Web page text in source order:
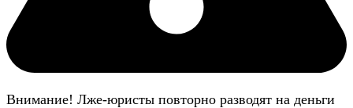
Внимание! Лже-юристы повторно разводят на деньги